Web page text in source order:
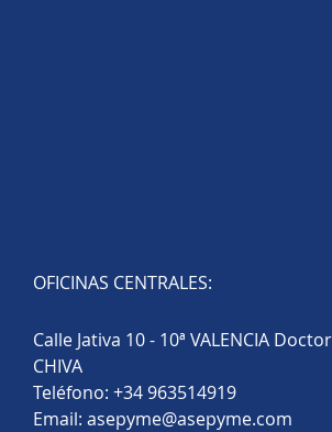
OFICINAS CENTRALES:
Calle Jativa 10 - 10ª VALENCIA
CHIVA
Teléfono: +34 963514919
Email: asepyme@asepyme.com